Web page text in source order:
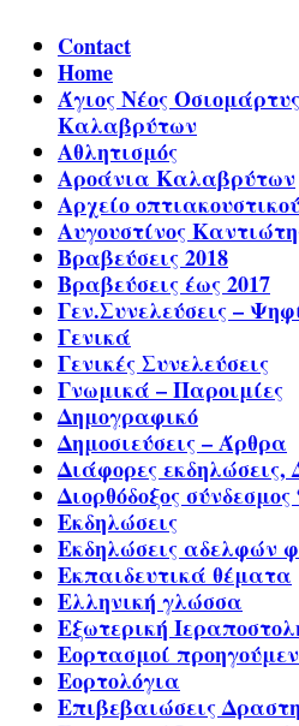
Contact
Home
Άγιος Νέος
Καλαβρύτων
Αθλητισμός
Αροάνια Καλαβρύτων
Αρχείο
Αυγουστίνος
Βραβεύσεις 2018
Βραβεύσεις έως 2017
Γεν.Συνελεύσεις –
Γενικά
Γενικές Συνελεύσεις
Γνωμικά – Παροιμίες
Δημογραφικό
Δημοσιεύσεις – Άρθρα
Διάφορες εκδηλώσεις,
Διορθόδοξος
Εκδηλώσεις
Εκδηλώσεις αδελφών
Εκπαιδευτικά θέματα
Ελληνική γλώσσα
Εξωτερική
Εορτασμοί
Εορτολόγια
Επιβεβαιώσεις